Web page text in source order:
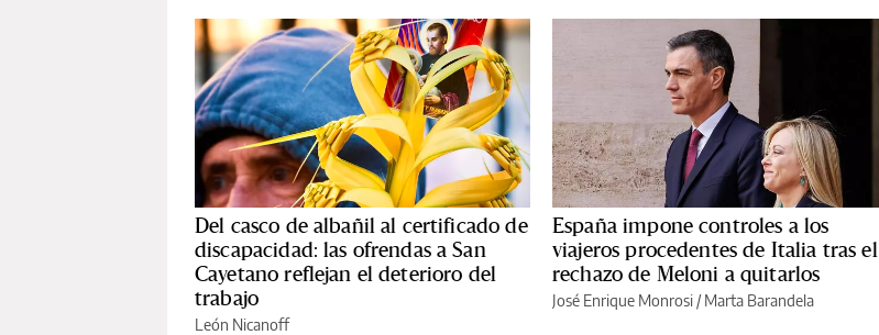
Del casco de albañil al certificado de
discapacidad: las ofrendas a San
Cayetano reflejan el deterioro del
trabajo
León Nicanoff
España impone controles a los
viajeros procedentes de Italia tras el
rechazo de Meloni a quitarlos
José Enrique Monrosi / Marta Barandela